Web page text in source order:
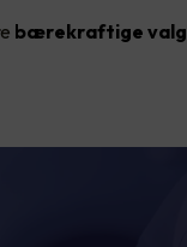
bærekraftige valg